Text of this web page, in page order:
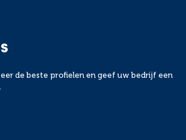
de beste profielen en geef uw bedrijf een